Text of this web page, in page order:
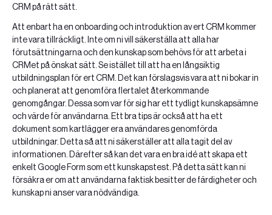
CRM på rätt sätt.
Att enbart ha en onboarding och introduktion av ert CRM kommer
inte vara tillräckligt. Inte om ni vill säkerställa att alla har
förutsättningarna och den kunskap som behövs för att arbeta i
CRMet på önskat sätt. Se istället till att ha en långsiktig
utbildningsplan för ert CRM. Det kan förslagsvis vara att ni bokar in
och planerat att genomföra flertalet återkommande
genomgångar. Dessa som var för sig har ett tydligt kunskapsämne
och värde för användarna. Ett bra tips är också att ha ett
dokument som kartlägger era användares genomförda
utbildningar. Detta så att ni säkerställer att alla tagit del av
informationen. Därefter så kan det vara en bra idé att skapa ett
enkelt Google Form som ett kunskapstest. På detta sätt kan ni
försäkra er om att användarna faktisk besitter de färdigheter och
kunskap ni anser vara nödvändiga.